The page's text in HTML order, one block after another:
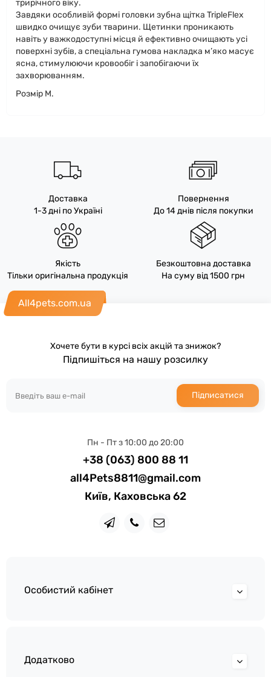
трирічного віку.
Завдяки особливій формі головки зубна щітка TripleFlex
швидко очищує зуби тварини. Щетинки проникають
навіть у важкодоступні місця й ефективно очищають усі
поверхні зубів, а спеціальна гумова накладка м’яко масує
ясна, стимулюючи кровообіг і запобігаючи їх
захворюванням.
Розмір M.
Доставка
1-3 дні по Україні
Повернення
До 14 днів після покупки
Якість
Тільки оригінальна продукція
Безкоштовна доставка
На суму від 1500 грн
All4pets.com.ua
Хочете бути в курсі всіх акцій та знижок?
Підпишіться на нашу розсилку
Підписатися
Пн - Пт з 10:00 до 20:00
+38 (063) 800 88 11
all4Pets8811@gmail.com
Київ, Каховська 62
Особистий кабінет
Додатково